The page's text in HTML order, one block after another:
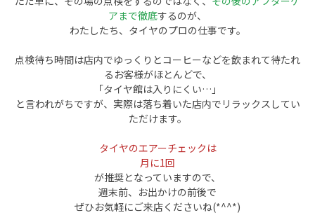
アまで徹底するのが、
わたしたち、タイヤのプロの仕事です。
点検待ち時間は店内でゆっくりとコーヒーなどを飲まれて待たれ
るお客様がほとんどで、
「タイヤ館は入りにくい…」
と言われがちですが、実際は落ち着いた店内でリラックスしてい
ただけます。
タイヤのエアーチェックは
月に1回
が推奨となっていますので、
週末前、お出かけの前後で
ぜひお気軽にご来店くださいね(*^^*)